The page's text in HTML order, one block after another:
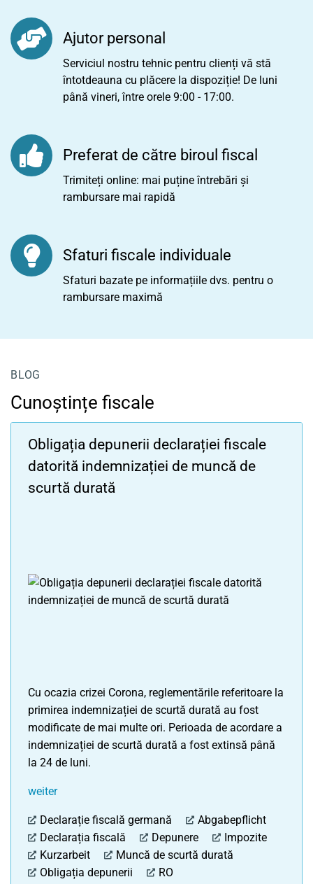
Ajutor personal
Serviciul nostru tehnic pentru clienți vă stă
întotdeauna cu plăcere la dispoziție! De luni
până vineri, între orele 9:00 - 17:00.
Preferat de către biroul fiscal
Trimiteți online: mai puține întrebări și
rambursare mai rapidă
Sfaturi fiscale individuale
Sfaturi bazate pe informațiile dvs. pentru o
rambursare maximă
BLOG
Cunoștințe fiscale
Obligația depunerii declarației fiscale
datorită indemnizației de muncă de
scurtă durată
Cu ocazia crizei Corona, reglementările referitoare la
primirea indemnizației de scurtă durată au fost
modificate de mai multe ori. Perioada de acordare a
indemnizației de scurtă durată a fost extinsă până
la 24 de luni.
weiter
Declarație fiscală germană
Abgabepflicht
Declarația fiscală
Depunere
Impozite
Kurzarbeit
Muncă de scurtă durată
Obligația depunerii
RO